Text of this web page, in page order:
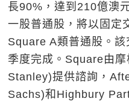
長90%，達到210億澳
一股普通股，將以固定
Square A類普通股。
季度完成。Square由
Stanley)提供諮詢，
Sachs)和Highbury